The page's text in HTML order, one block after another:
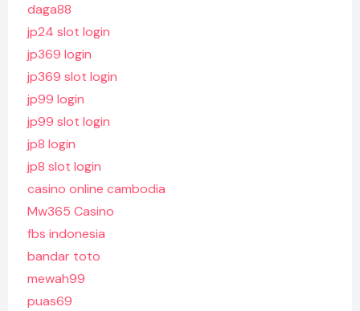
daga88
jp24 slot login
jp369 login
jp369 slot login
jp99 login
jp99 slot login
jp8 login
jp8 slot login
casino online cambodia
Mw365 Casino
fbs indonesia
bandar toto
mewah99
puas69